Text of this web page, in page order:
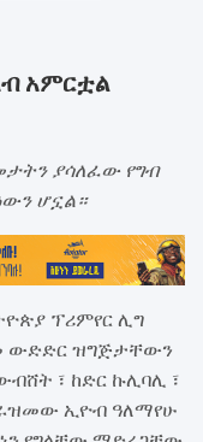
አምርቷል
ያሳለፈው የግብ
ሆኗል።
ፕሪምየር ሊግ
ውድድር ዝግጅታቸውን
፣ ከድር ኩሊባሊ ፣
ኢዮብ ዓለማየሁ